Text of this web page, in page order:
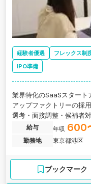
経験者優遇 フレックス制
IPO準備
業界特化のSaaSスタート
アップファクトリーの採
選考・面接調整・候補者
ただきます。
給与 年収 600
勤務地
東京都港区
ブックマーク